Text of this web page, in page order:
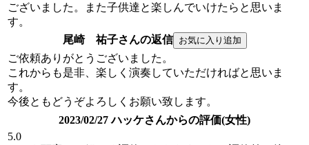
ございました。また子供達と楽しんでいけたらと思いま
す。
尾崎 祐子さんの返信
ご依頼ありがとうございました。
これからも是非、楽しく演奏していただければと思いま
す。
今後ともどうぞよろしくお願い致します。
2023/02/27 ハッケさんからの評価(女性)
5.0